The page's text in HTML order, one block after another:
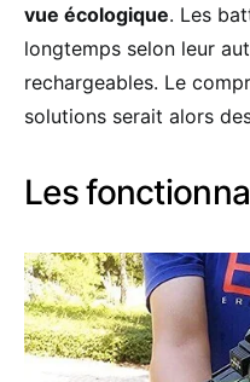
vue écologique. Les
longtemps selon leur
rechargeables. Le
solutions serait alors
Les